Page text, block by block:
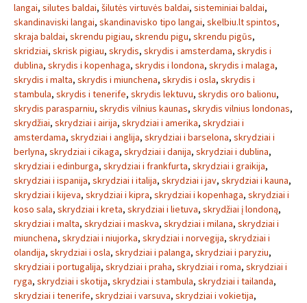
langai, silutes baldai, šilutės virtuvės baldai, sisteminiai baldai,
skandinaviski langai, skandinavisko tipo langai, skelbiu.lt spintos,
skraja baldai, skrendu pigiau, skrendu pigu, skrendu pigūs,
skridziai, skrisk pigiau, skrydis, skrydis i amsterdama, skrydis i
dublina, skrydis i kopenhaga, skrydis i londona, skrydis i malaga,
skrydis i malta, skrydis i miunchena, skrydis i osla, skrydis i
stambula, skrydis i tenerife, skrydis lektuvu, skrydis oro balionu,
skrydis parasparniu, skrydis vilnius kaunas, skrydis vilnius londonas,
skrydžiai, skrydziai i airija, skrydziai i amerika, skrydziai i
amsterdama, skrydziai i anglija, skrydziai i barselona, skrydziai i
berlyna, skrydziai i cikaga, skrydziai i danija, skrydziai i dublina,
skrydziai i edinburga, skrydziai i frankfurta, skrydziai i graikija,
skrydziai i ispanija, skrydziai i italija, skrydziai i jav, skrydziai i kauna,
skrydziai i kijeva, skrydziai i kipra, skrydziai i kopenhaga, skrydziai i
koso sala, skrydziai i kreta, skrydziai i lietuva, skrydžiai į londoną,
skrydziai i malta, skrydziai i maskva, skrydziai i milana, skrydziai i
miunchena, skrydziai i niujorka, skrydziai i norvegija, skrydziai i
olandija, skrydziai i osla, skrydziai i palanga, skrydziai i paryziu,
skrydziai i portugalija, skrydziai i praha, skrydziai i roma, skrydziai i
ryga, skrydziai i skotija, skrydziai i stambula, skrydziai i tailanda,
skrydziai i tenerife, skrydziai i varsuva, skrydziai i vokietija,